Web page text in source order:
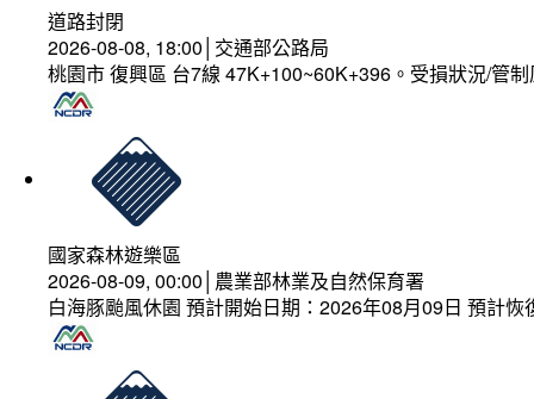
道路封閉
2026-08-08, 18:00│交通部公路局
桃園市 復興區 台7線 47K+100~60K+396。受損狀況/管
國家森林遊樂區
2026-08-09, 00:00│農業部林業及自然保育署
白海豚颱風休園 預計開始日期：2026年08月09日 預計